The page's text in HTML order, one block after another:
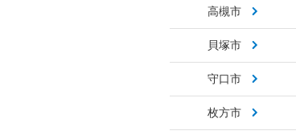
高槻市
貝塚市
守口市
枚方市